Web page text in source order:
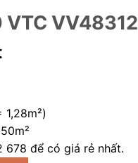
VV48312
₫.
678 để có giá rẻ nhất.